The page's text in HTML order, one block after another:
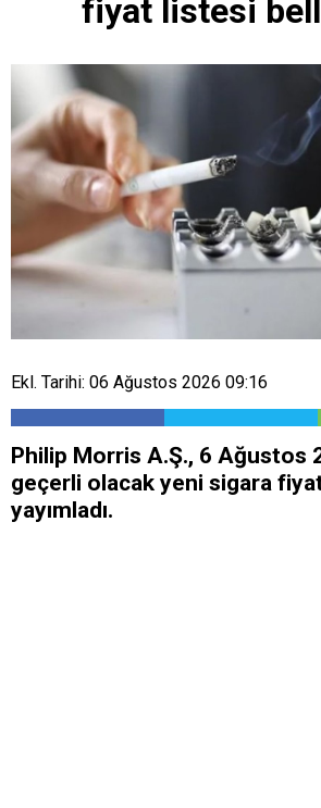
fiyat listesi
Ekl. Tarihi: 06 Ağustos 2026 09:16
Philip Morris A.Ş., 6 Ağustos
geçerli olacak yeni sigara
yayımladı.